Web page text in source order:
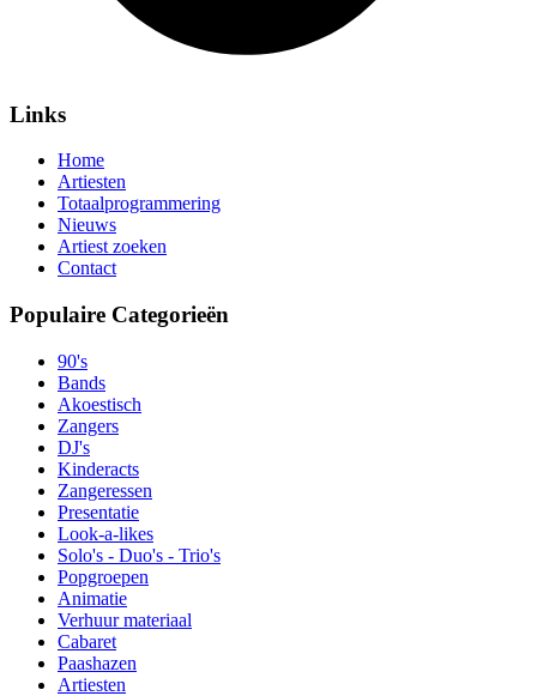
Links
Home
Artiesten
Totaalprogrammering
Nieuws
Artiest zoeken
Contact
Populaire Categorieën
90's
Bands
Akoestisch
Zangers
DJ's
Kinderacts
Zangeressen
Presentatie
Look-a-likes
Solo's - Duo's - Trio's
Popgroepen
Animatie
Verhuur materiaal
Cabaret
Paashazen
Artiesten